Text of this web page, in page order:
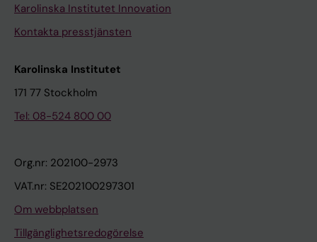
Karolinska Institutet Innovation
Kontakta presstjänsten
Karolinska Institutet
171 77 Stockholm
Tel: 08-524 800 00
Org.nr: 202100-2973
VAT.nr: SE202100297301
Om webbplatsen
Tillgänglighetsredogörelse